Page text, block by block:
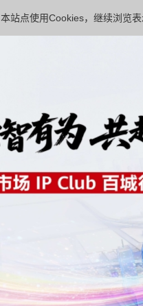
本站点使用Cookies，继续浏览